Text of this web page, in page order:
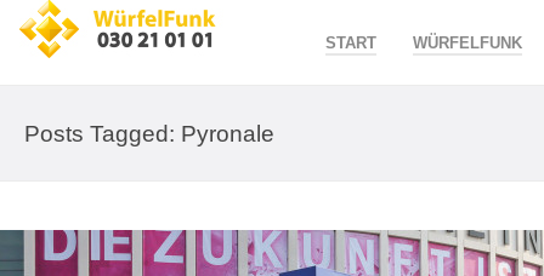
START WÜRFELFUNK
Posts Tagged: Pyronale